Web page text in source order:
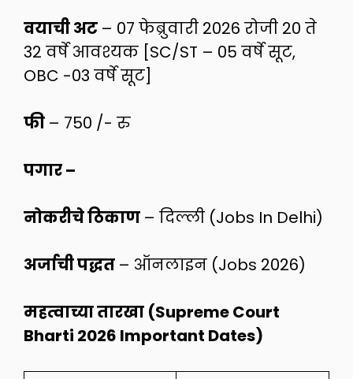
वयाची अट – 07 फेब्रुवारी 2026 रोजी 20 ते
32 वर्षे आवश्यक [SC/ST – 05 वर्षे सूट,
OBC -03 वर्षे सूट]
फी – 750 /- रु
पगार –
नोकरीचे ठिकाण – दिल्ली (Jobs In Delhi)
अर्जाची पद्धत – ऑनलाइन (Jobs 2026)
महत्वाच्या तारखा (Supreme Court
Bharti 2026 Important Dates)